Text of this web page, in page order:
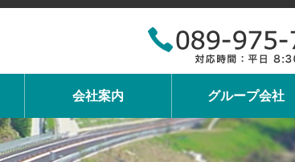
会社案内 グループ会社